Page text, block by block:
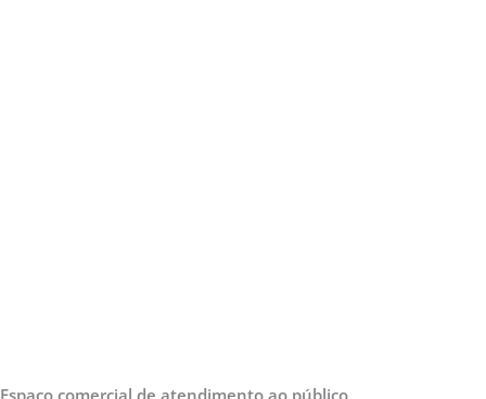
Espaço comercial de atendimento ao público